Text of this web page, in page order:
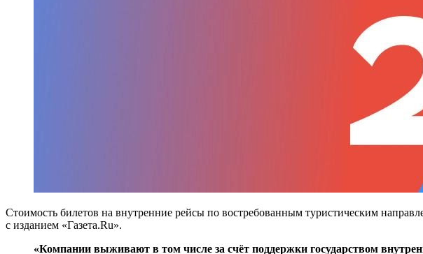
Стоимость билетов на внутренние рейсы по востребованным туристическим
с изданием «Газета.Ru».
«Компании выживают в том числе за счёт поддержки государством